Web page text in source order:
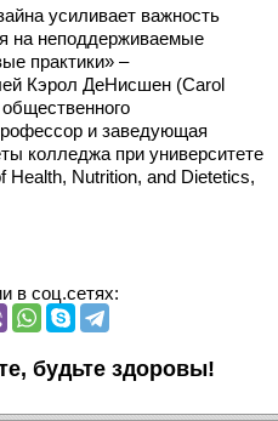
усиливает важность
на неподдерживаемые
практики» –
Кэрол ДеНисшен (Carol
и заведующая
колледжа при университете
Nutrition, and Dietetics,
в соц.сетях:
будьте здоровы!